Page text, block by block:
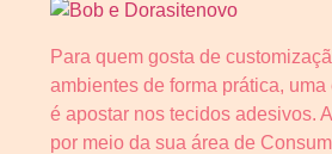
Para quem gosta de
ambientes de forma prática,
é apostar nos tecidos adesivos.
por meio da sua área de